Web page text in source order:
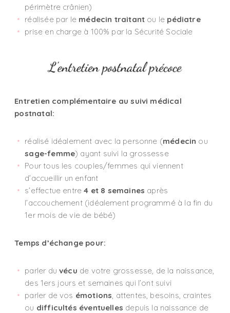
périmètre crânien)
réalisée par le médecin traitant ou le pédiatre
prise en charge à 100% par la Sécurité Sociale
Entretien complémentaire au suivi médical
postnatal:
réalisé idéalement avec la personne (médecin ou
sage-femme) ayant suivi la grossesse
Pour tous les couples/femmes qui viennent
d’accueillir un enfant
s’effectue entre4 et 8 semaines après
l’accouchement (idéalement programmé à la fin du
1er mois de vie de bébé)
Temps d’échange pour:
parler duvécu de votre grossesse, de la naissance,
des 1ers jours et semaines qui l’ont suivi
parler de vos émotions , attentes, besoins, craintes
ou difficultés éventuelles depuis la naissance de